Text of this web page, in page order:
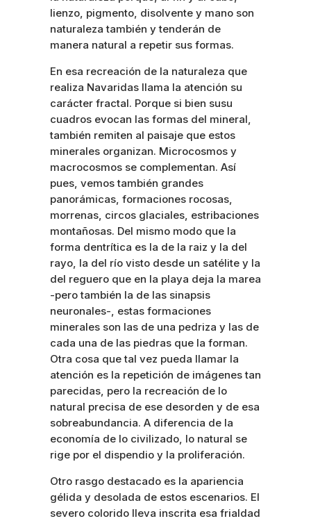
lienzo, pigmento, disolvente y mano son
naturaleza también y tenderán de
manera natural a repetir sus formas.
En esa recreación de la naturaleza que
realiza Navaridas llama la atención su
carácter fractal. Porque si bien susu
cuadros evocan las formas del mineral,
también remiten al paisaje que estos
minerales organizan. Microcosmos y
macrocosmos se complementan. Así
pues, vemos también grandes
panorámicas, formaciones rocosas,
morrenas, circos glaciales, estribaciones
montañosas. Del mismo modo que la
forma dentrítica es la de la raiz y la del
rayo, la del río visto desde un satélite y la
del reguero que en la playa deja la marea
-pero también la de las sinapsis
neuronales-, estas formaciones
minerales son las de una pedriza y las de
cada una de las piedras que la forman.
Otra cosa que tal vez pueda llamar la
atención es la repetición de imágenes tan
parecidas, pero la recreación de lo
natural precisa de ese desorden y de esa
sobreabundancia. A diferencia de la
economía de lo civilizado, lo natural se
rige por el dispendio y la proliferación.
Otro rasgo destacado es la apariencia
gélida y desolada de estos escenarios. El
severo colorido lleva inscrita esa frialdad